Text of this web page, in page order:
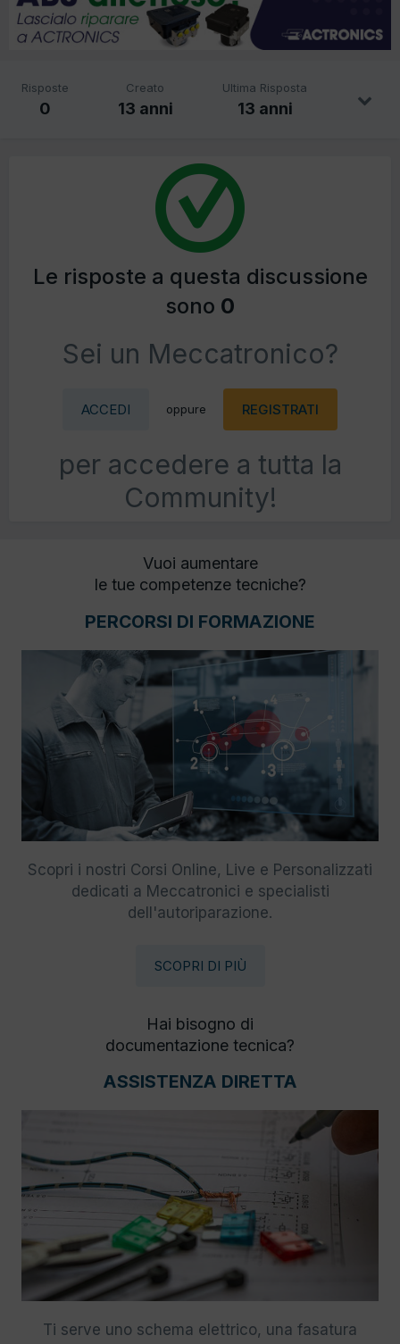
Risposte
0
Creato
13 anni
Ultima Risposta
13 anni
Le risposte a questa discussione
sono 0
Sei un Meccatronico?
ACCEDI oppure REGISTRATI
per accedere a tutta la
Community!
Vuoi aumentare
le tue competenze tecniche?
PERCORSI DI FORMAZIONE
Scopri i nostri Corsi Online, Live e Personalizzati
dedicati a Meccatronici e specialisti
dell'autoriparazione.
SCOPRI DI PIÙ
Hai bisogno di
documentazione tecnica?
ASSISTENZA DIRETTA
Ti serve uno schema elettrico, una fasatura